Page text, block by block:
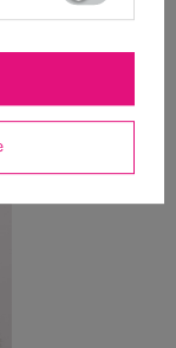
Zobacz wszystko